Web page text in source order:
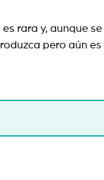
rara y, aunque
pero aún